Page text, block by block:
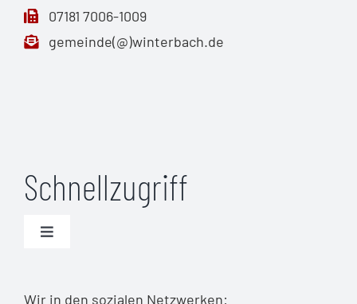
07181 7006-1009
gemeinde(@)winterbach.de
Schnellzugriff
Toggle
Wir in den sozialen Netzwerken: